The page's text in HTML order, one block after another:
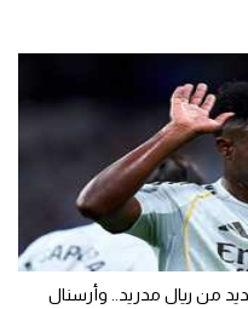
من ريال مدريد.. وأرسنال